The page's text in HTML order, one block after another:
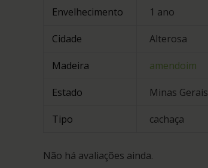
Envelhecimento 1 ano
Cidade Alterosa
Madeira amendoim
Estado Minas Gerais
Tipo cachaça
Não há avaliações ainda.